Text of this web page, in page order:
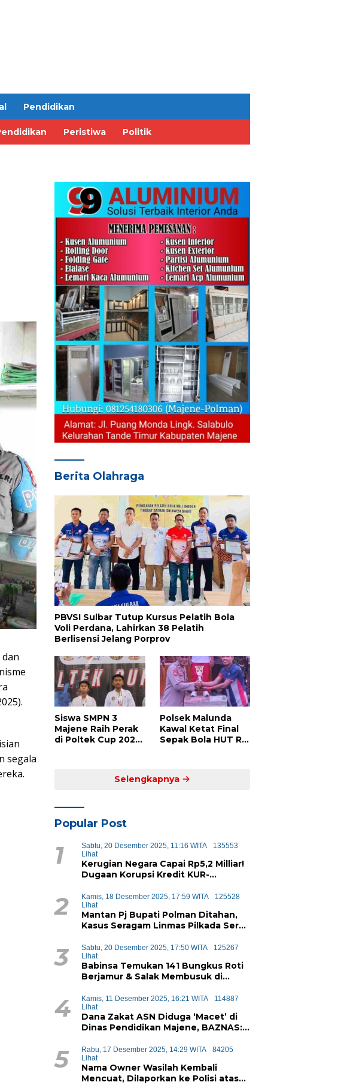
Pendidikan
Peristiwa Politik
segala
Berita Olahraga
PBVSI Sulbar Tutup Kursus Pelatih Bola
Voli Perdana, Lahirkan 38 Pelatih
Berlisensi Jelang Porprov
Siswa SMPN 3
Majene Raih Perak
di Poltek Cup 2025,
Polsek Malunda
Kawal Ketat Final
Sepak Bola HUT RI
Penalti
Selengkapnya
Popular Post
1 Sabtu, 20 Desember 2025, 11:16 WITA
135553
Lihat
Kerugian Negara Capai Rp5,2 Milliar!
Dugaan Korupsi Kredit KUR-
2 Kamis, 18 Desember 2025, 17:59 WITA
125528
Lihat
Mantan Pj Bupati Polman Ditahan,
Kasus Seragam Linmas Pilkada Seret
3 Sabtu, 20 Desember 2025, 17:50 WITA
125267
Lihat
Babinsa Temukan 141 Bungkus Roti
Berjamur & Salak Membusuk di
Didistribusikan ke Siswa
4 Kamis, 11 Desember 2025, 16:21 WITA
114887
Lihat
Dana Zakat ASN Diduga ‘Macet’ di
Dinas Pendidikan Majene, BAZNAS:
Masuk
5 Rabu, 17 Desember 2025, 14:29 WITA
84205
Lihat
Nama Owner Wasilah Kembali
Mencuat, Dilaporkan ke Polisi atas